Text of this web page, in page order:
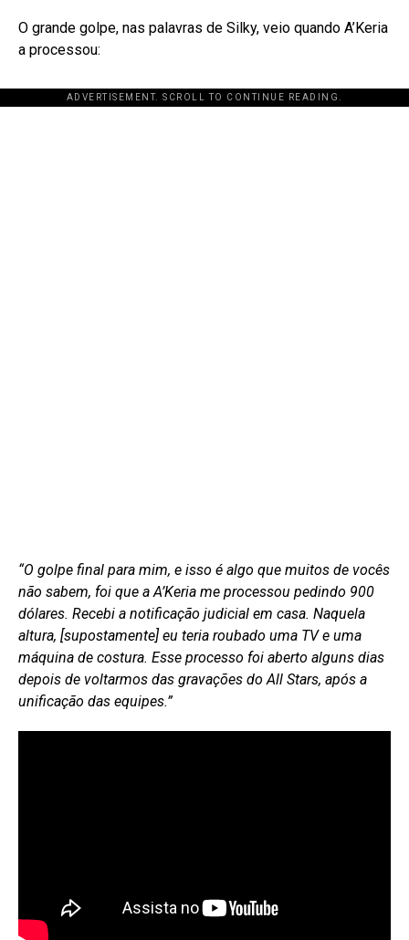
O grande golpe, nas palavras de Silky, veio quando A’Keria
a processou:
ADVERTISEMENT. SCROLL TO CONTINUE READING.
“O golpe final para mim, e isso é algo que muitos de vocês
não sabem, foi que a A’Keria me processou pedindo 900
dólares. Recebi a notificação judicial em casa. Naquela
altura, [supostamente] eu teria roubado uma TV e uma
máquina de costura. Esse processo foi aberto alguns dias
depois de voltarmos das gravações do All Stars, após a
unificação das equipes.”